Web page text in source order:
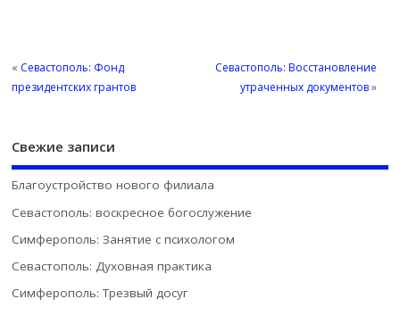
« Севастополь: Фонд
президентских грантов
Севастополь: Восстановление
утраченных документов»
Свежие записи
Благоустройство нового филиала
Севастополь: воскресное богослужение
Симферополь: Занятие с психологом
Севастополь: Духовная практика
Симферополь: Трезвый досуг